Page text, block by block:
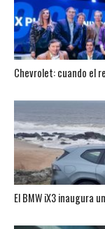
Chevrolet: cuando el
El BMW iX3 inaugura